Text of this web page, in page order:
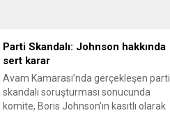
Parti Skandalı: Johnson hakkında
sert karar
Avam Kamarası’nda gerçekleşen parti
skandalı soruşturması sonucunda
komite, Boris Johnson’ın kasıtlı olarak